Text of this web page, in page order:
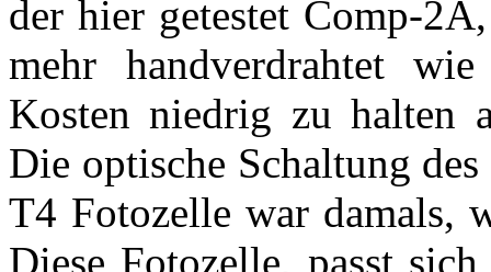
der hier getestet Comp-
mehr handverdrahtet
Kosten niedrig zu halten
Die optische Schaltung
T4 Fotozelle war damals,
Diese Fotozelle, passt